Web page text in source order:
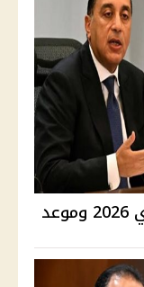
موقف ترحيل إجازة المولد النبوي 2026 وموعد